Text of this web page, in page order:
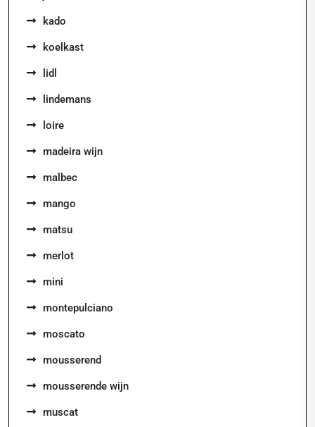
kado
koelkast
lidl
lindemans
loire
madeira wijn
malbec
mango
matsu
merlot
mini
montepulciano
moscato
mousserend
mousserende wijn
muscat